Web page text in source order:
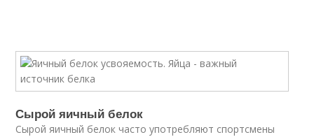
Сырой яичный белок
Сырой яичный белок часто употребляют спортсмены